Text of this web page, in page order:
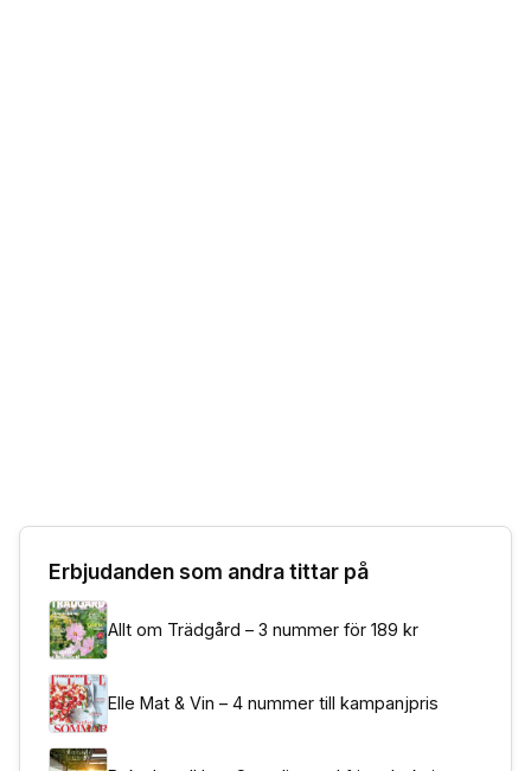
Erbjudanden som andra tittar på
Allt om Trädgård – 3 nummer för 189 kr
Elle Mat & Vin – 4 nummer till kampanjpris